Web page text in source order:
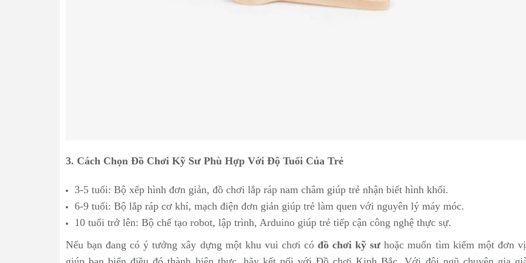
3. Cách Chọn Đồ Chơi Kỹ Sư Phù Hợp Với Độ Tuổi Của Trẻ
3-5 tuổi: Bộ xếp hình đơn giản, đồ chơi lắp ráp nam châm giúp trẻ nhận biết hình khối.
6-9 tuổi: Bộ lắp ráp cơ khí, mạch điện đơn giản giúp trẻ làm quen với nguyên lý máy móc.
10 tuổi trở lên: Bộ chế tạo robot, lập trình, Arduino giúp trẻ tiếp cận công nghệ thực sự.
Nếu bạn đang có ý tưởng xây dựng một khu vui chơi cóđồ chơi kỹ sư hoặc muốn tìm kiếm một đơn